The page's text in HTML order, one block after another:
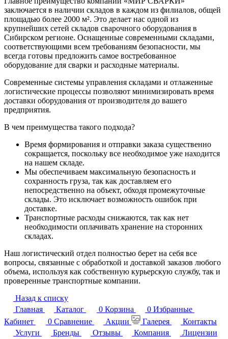
заключается в наличии складов в каждом из филиалов, общей
площадью более 2000 м². Это делает нас одной из
крупнейших сетей складов сварочного оборудования в
Сибирском регионе. Оснащенные современными складами,
соответствующими всем требованиям безопасности, мы
всегда готовы предложить самое востребованное
оборудование для сварки и расходные материалы.
Современные системы управления складами и отлаженные
логистические процессы позволяют минимизировать время
доставки оборудования от производителя до вашего
предприятия.
В чем преимущества такого подхода?
Время формирования и отправки заказа существенно
сокращается, поскольку все необходимое уже находится
на нашем складе.
Мы обеспечиваем максимальную безопасность и
сохранность груза, так как доставляем его
непосредственно на объект, обходя промежуточные
склады. Это исключает возможность ошибок при
доставке.
Транспортные расходы снижаются, так как нет
необходимости оплачивать хранение на сторонних
складах.
Наш логистический отдел полностью берет на себя все
вопросы, связанные с обработкой и доставкой заказов любого
объема, используя как собственную курьерскую службу, так и
проверенные транспортные компании.
Назад к списку
Главная
Каталог 0 Корзина 0 Избранные
Кабинет
0 Сравнение Акции Галерея
Контакты
Услуги
Бренды Отзывы Компания
Лицензии